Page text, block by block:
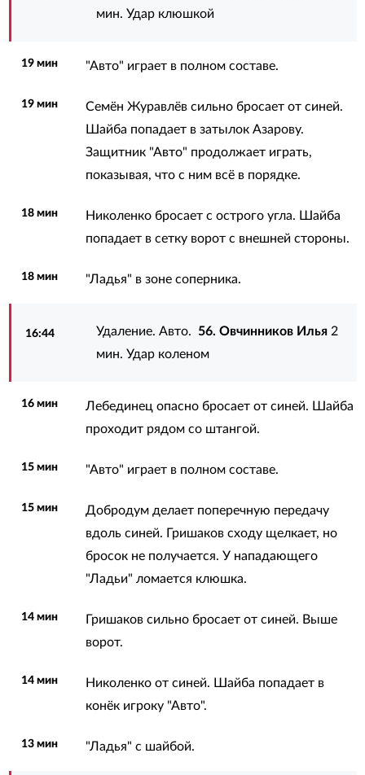
мин. Удар клюшкой
19 мин "Авто" играет в полном составе.
19 мин
Семён Журавлёв сильно бросает от синей.
Шайба попадает в затылок Азарову.
Защитник "Авто" продолжает играть,
показывая, что с ним всё в порядке.
18 мин
Николенко бросает с острого угла. Шайба
попадает в сетку ворот с внешней стороны.
18 мин "Ладья" в зоне соперника.
16:44 Удаление. Авто.56. Овчинников Илья 2
мин. Удар коленом
16 мин
Лебединец опасно бросает от синей. Шайба
проходит рядом со штангой.
15 мин "Авто" играет в полном составе.
15 мин
Добродум делает поперечную передачу
вдоль синей. Гришаков сходу щелкает, но
бросок не получается. У нападающего
"Ладьи" ломается клюшка.
14 мин
Гришаков сильно бросает от синей. Выше
ворот.
14 мин
Николенко от синей. Шайба попадает в
конёк игроку "Авто".
13 мин "Ладья" с шайбой.